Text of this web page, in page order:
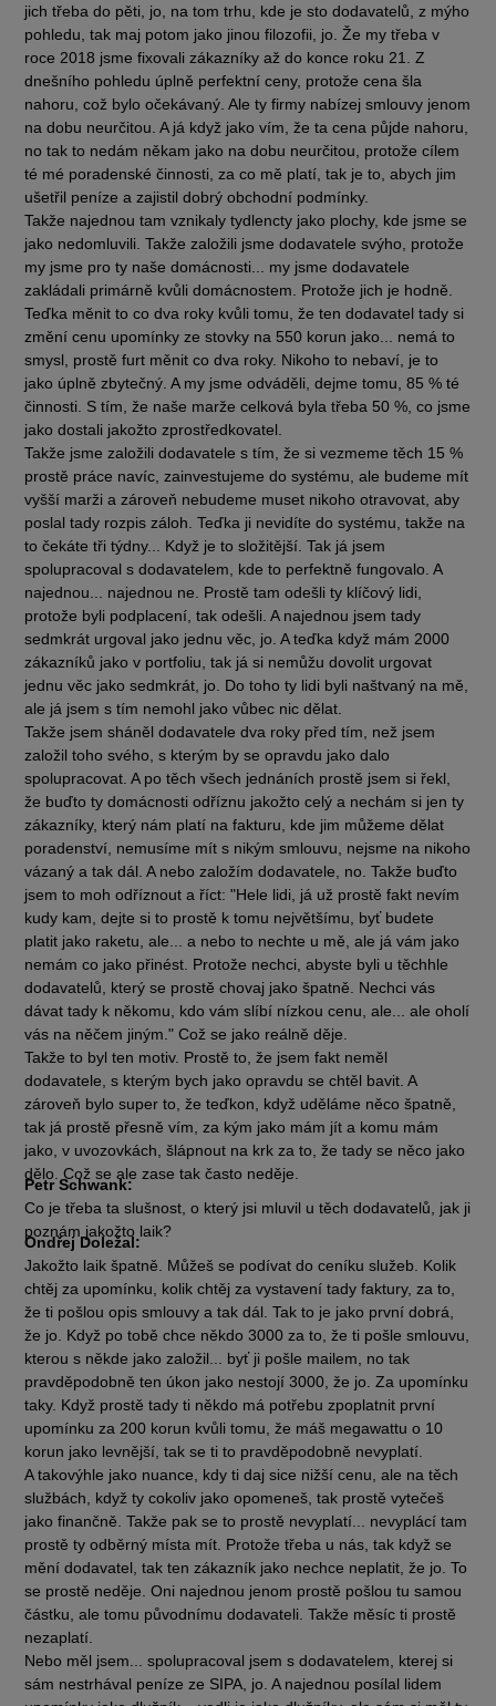
jich třeba do pěti, jo, na tom trhu, kde je sto dodavatelů, z mýho
pohledu, tak maj potom jako jinou filozofii, jo. Že my třeba v
roce 2018 jsme fixovali zákazníky až do konce roku 21. Z
dnešního pohledu úplně perfektní ceny, protože cena šla
nahoru, což bylo očekávaný. Ale ty firmy nabízej smlouvy jenom
na dobu neurčitou. A já když jako vím, že ta cena půjde nahoru,
no tak to nedám někam jako na dobu neurčitou, protože cílem
té mé poradenské činnosti, za co mě platí, tak je to, abych jim
ušetřil peníze a zajistil dobrý obchodní podmínky.
Takže najednou tam vznikaly tydlencty jako plochy, kde jsme se
jako nedomluvili. Takže založili jsme dodavatele svýho, protože
my jsme pro ty naše domácnosti... my jsme dodavatele
zakládali primárně kvůli domácnostem. Protože jich je hodně.
Teďka měnit to co dva roky kvůli tomu, že ten dodavatel tady si
změní cenu upomínky ze stovky na 550 korun jako... nemá to
smysl, prostě furt měnit co dva roky. Nikoho to nebaví, je to
jako úplně zbytečný. A my jsme odváděli, dejme tomu, 85 % té
činnosti. S tím, že naše marže celková byla třeba 50 %, co jsme
jako dostali jakožto zprostředkovatel.
Takže jsme založili dodavatele s tím, že si vezmeme těch 15 %
prostě práce navíc, zainvestujeme do systému, ale budeme mít
vyšší marži a zároveň nebudeme muset nikoho otravovat, aby
poslal tady rozpis záloh. Teďka ji nevidíte do systému, takže na
to čekáte tři týdny... Když je to složitější. Tak já jsem
spolupracoval s dodavatelem, kde to perfektně fungovalo. A
najednou... najednou ne. Prostě tam odešli ty klíčový lidi,
protože byli podplacení, tak odešli. A najednou jsem tady
sedmkrát urgoval jako jednu věc, jo. A teďka když mám 2000
zákazníků jako v portfoliu, tak já si nemůžu dovolit urgovat
jednu věc jako sedmkrát, jo. Do toho ty lidi byli naštvaný na mě,
ale já jsem s tím nemohl jako vůbec nic dělat.
Takže jsem sháněl dodavatele dva roky před tím, než jsem
založil toho svého, s kterým by se opravdu jako dalo
spolupracovat. A po těch všech jednáních prostě jsem si řekl,
že buďto ty domácnosti odříznu jakožto celý a nechám si jen ty
zákazníky, který nám platí na fakturu, kde jim můžeme dělat
poradenství, nemusíme mít s nikým smlouvu, nejsme na nikoho
vázaný a tak dál. A nebo založím dodavatele, no. Takže buďto
jsem to moh odříznout a říct: "Hele lidi, já už prostě fakt nevím
kudy kam, dejte si to prostě k tomu největšímu, byť budete
platit jako raketu, ale... a nebo to nechte u mě, ale já vám jako
nemám co jako přinést. Protože nechci, abyste byli u těchhle
dodavatelů, který se prostě chovaj jako špatně. Nechci vás
dávat tady k někomu, kdo vám slíbí nízkou cenu, ale... ale oholí
vás na něčem jiným." Což se jako reálně děje.
Takže to byl ten motiv. Prostě to, že jsem fakt neměl
dodavatele, s kterým bych jako opravdu se chtěl bavit. A
zároveň bylo super to, že teďkon, když uděláme něco špatně,
tak já prostě přesně vím, za kým jako mám jít a komu mám
jako, v uvozovkách, šlápnout na krk za to, že tady se něco jako
dělo. Což se ale zase tak často neděje.
Petr Schwank:
Co je třeba ta slušnost, o který jsi mluvil u těch dodavatelů, jak ji
poznám jakožto laik?
Ondřej Doležal:
Jakožto laik špatně. Můžeš se podívat do ceníku služeb. Kolik
chtěj za upomínku, kolik chtěj za vystavení tady faktury, za to,
že ti pošlou opis smlouvy a tak dál. Tak to je jako první dobrá,
že jo. Když po tobě chce někdo 3000 za to, že ti pošle smlouvu,
kterou s někde jako založil... byť ji pošle mailem, no tak
pravděpodobně ten úkon jako nestojí 3000, že jo. Za upomínku
taky. Když prostě tady ti někdo má potřebu zpoplatnit první
upomínku za 200 korun kvůli tomu, že máš megawattu o 10
korun jako levnější, tak se ti to pravděpodobně nevyplatí.
A takovýhle jako nuance, kdy ti daj sice nižší cenu, ale na těch
službách, když ty cokoliv jako opomeneš, tak prostě vytečeš
jako finančně. Takže pak se to prostě nevyplatí... nevyplácí tam
prostě ty odběrný místa mít. Protože třeba u nás, tak když se
mění dodavatel, tak ten zákazník jako nechce neplatit, že jo. To
se prostě neděje. Oni najednou jenom prostě pošlou tu samou
částku, ale tomu původnímu dodavateli. Takže měsíc ti prostě
nezaplatí.
Nebo měl jsem... spolupracoval jsem s dodavatelem, kterej si
sám nestrhával peníze ze SIPA, jo. A najednou posílal lidem